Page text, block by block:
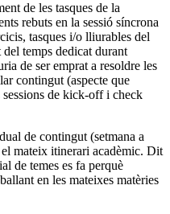
de les tasques de la
rebuts en la sessió síncrona
tasques i/o lliurables del
temps dedicat durant
de ser emprat a resoldre les
contingut (aspecte que
de kick-off i check
de contingut (setmana a
mateix itinerari acadèmic. Dit
de temes es fa perquè
en les mateixes matèries